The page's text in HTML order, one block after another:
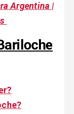
Argentina |